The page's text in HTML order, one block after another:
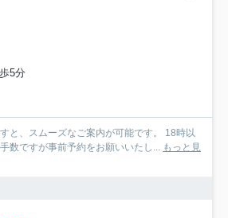
5分
と、スムーズなご案内が可能です。 18時以
数ですが事前予約をお願いいたし... もっと見